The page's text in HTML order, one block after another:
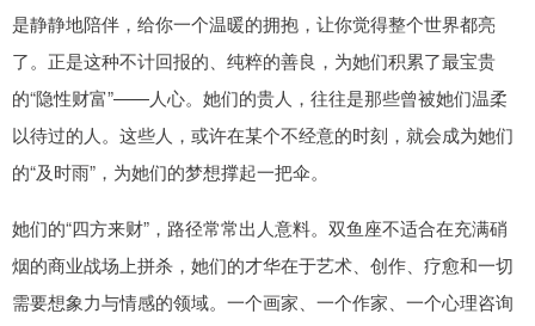
是静静地陪伴，给你一个温暖的拥抱，让你觉得整个世界都亮
了。正是这种不计回报的、纯粹的善良，为她们积累了最宝贵
的“隐性财富”——人心。她们的贵人，往往是那些曾被她们温柔
以待过的人。这些人，或许在某个不经意的时刻，就会成为她们
的“及时雨”，为她们的梦想撑起一把伞。
她们的“四方来财”，路径常常出人意料。双鱼座不适合在充满硝
烟的商业战场上拼杀，她们的才华在于艺术、创作、疗愈和一切
需要想象力与情感的领域。一个画家、一个作家、一个心理咨询